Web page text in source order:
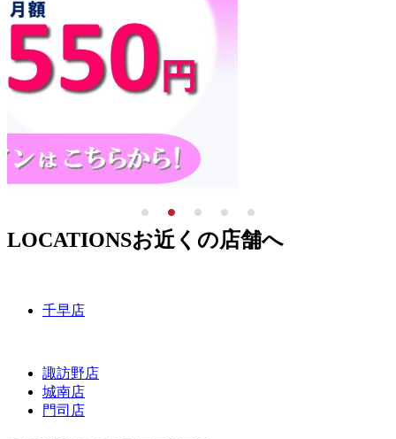
LOCATIONSお近くの店舗へ
千早店
諏訪野店
城南店
門司店